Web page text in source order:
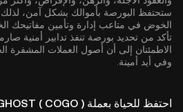
ستحتفظ البورصة بأموالك بشكل آمن،
الخوض في متاعب إدارة وتأمين مفاتيحك
تأكد من تحديد بورصة تنفذ تدابير أمنية
الاطمئنان إلى أن أصول العملات المشفرة
وفي أيد أمينة.